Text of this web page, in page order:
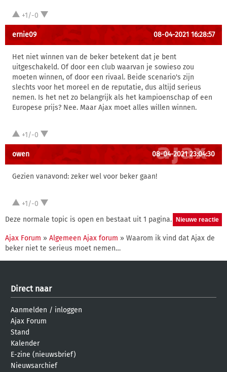
+1/-0
ernie09 08-04-2021 16:28:57
Het niet winnen van de beker betekent dat je bent
uitgeschakeld. Of door een club waarvan je sowieso zou
moeten winnen, of door een rivaal. Beide scenario's zijn
slechts voor het moreel en de reputatie, dus altijd serieus
nemen. Is het net zo belangrijk als het kampioenschap of een
Europese prijs? Nee. Maar Ajax moet alles willen winnen.
+1/-0
owen 08-04-2021 23:04:30
Gezien vanavond: zeker wel voor beker gaan!
+1/-0
Deze normale topic is open en bestaat uit 1 pagina.
Ajax Forum » Algemeen Ajax forum » Waarom ik vind dat Ajax de
beker niet te serieus moet nemen…
Direct naar
Aanmelden / inloggen
Ajax Forum
Stand
Kalender
E-zine (nieuwsbrief)
Nieuwsarchief